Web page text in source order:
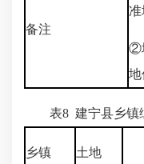
备注
准
②
地
表8 建宁县乡镇
乡镇 土地